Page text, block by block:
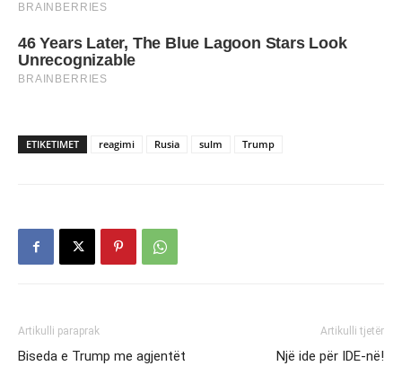
ETIKETIMET reagimi Rusia sulm Trump
Artikulli paraprak
Biseda e Trump me agjentët
Artikulli tjetër
Një ide për IDE-në!